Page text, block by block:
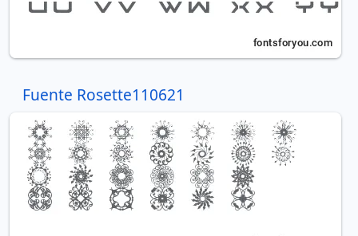
Fuente Rosette110621